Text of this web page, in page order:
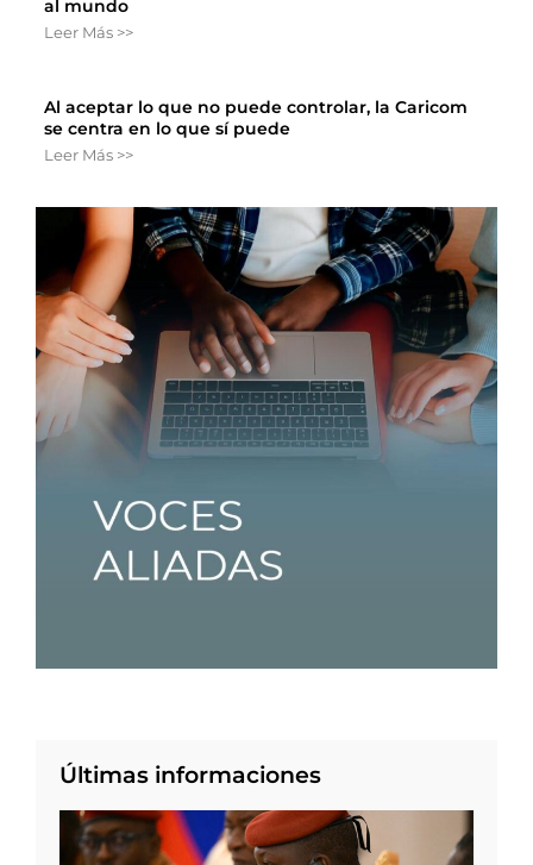
al mundo
Leer Más >>
Al aceptar lo que no puede controlar, la Caricom
se centra en lo que sí puede
Leer Más >>
Últimas informaciones